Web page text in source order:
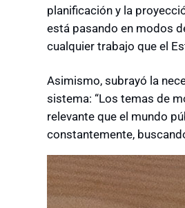
planificación y la
está pasando en modos
cualquier trabajo que el
Asimismo, subrayó la
sistema: “Los temas de
relevante que el mundo
constantemente,